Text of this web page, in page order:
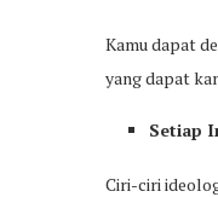
Kamu dapat
yang dapat
Setiap
Ciri-ciri